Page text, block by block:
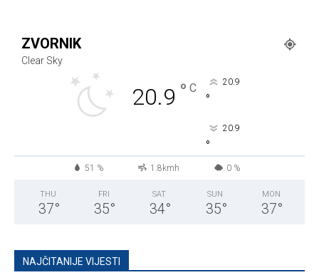
ZVORNIK
Clear Sky
20.9 ° C 20.9
°
20.9
°
51 % 1.8kmh 0 %
THU
37°
FRI
35°
SAT
34°
SUN
35°
MON
37°
NAJČITANIJE VIJESTI